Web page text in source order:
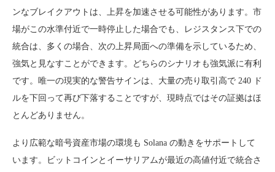
ンなブレイクアウトは、上昇を加速させる可能性があります。市
場がこの水準付近で一時停止した場合でも、レジスタンス下での
統合は、多くの場合、次の上昇局面への準備を示しているため、
強気と見なすことができます。どちらのシナリオも強気派に有利
です。唯一の現実的な警告サインは、大量の売り取引高で 240 ド
ルを下回って再び下落することですが、現時点ではその証拠はほ
とんどありません。
より広範な暗号資産市場の環境も Solana の動きをサポートして
います。ビットコインとイーサリアムが最近の高値付近で統合さ